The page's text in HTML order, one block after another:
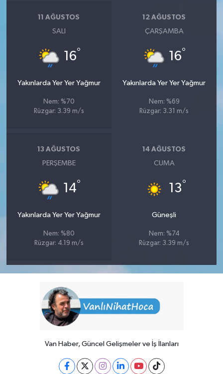
11 AĞUSTOS
SALI
16°
Yakınlarda Yer Yer Yağmur
Nem: %70
Rüzgar: 3.39 m/s
12 AĞUSTOS
ÇARŞAMBA
16°
Yakınlarda Yer Yer Yağmur
Nem: %69
Rüzgar: 3.31 m/s
13 AĞUSTOS
PERŞEMBE
14°
Yakınlarda Yer Yer Yağmur
Nem: %80
Rüzgar: 4.19 m/s
14 AĞUSTOS
CUMA
13°
Güneşli
Nem: %74
Rüzgar: 3.39 m/s
Van Haber, Güncel Gelişmeler ve İş İlanları